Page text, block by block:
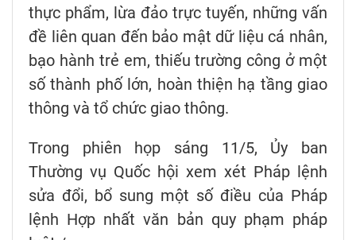
thực phẩm, lừa đảo trực tuyến, những vấn
đề liên quan đến bảo mật dữ liệu cá nhân,
bạo hành trẻ em, thiếu trường công ở một
số thành phố lớn, hoàn thiện hạ tầng giao
thông và tổ chức giao thông.
Trong phiên họp sáng 11/5, Ủy ban
Thường vụ Quốc hội xem xét Pháp lệnh
sửa đổi, bổ sung một số điều của Pháp
lệnh Hợp nhất văn bản quy phạm pháp